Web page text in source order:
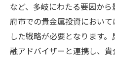
など、多岐にわたる要因か
府市での貴金属投資におい
した戦略が必要となります
融アドバイザーと連携し、